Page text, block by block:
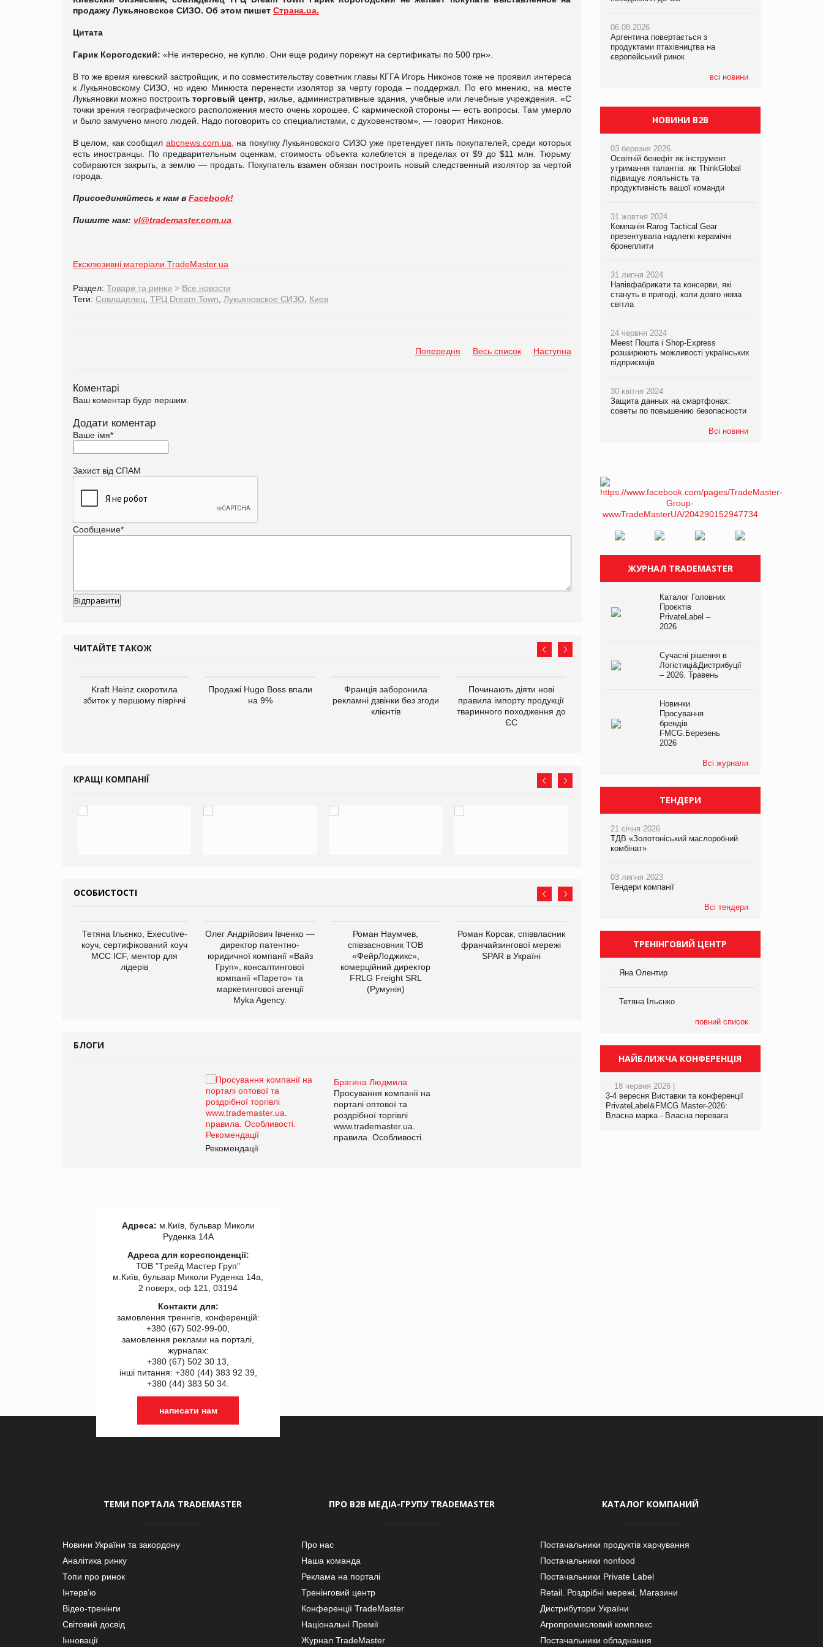
продажу Лукьяновское СИЗО. Об этом пишет Страна.ua.
Цитата
Гарик Корогодский: «Не интересно, не куплю. Они еще родину порежут на сертификаты по 500 грн».
В то же время киевский застройщик, и по совместительству советник главы КГГА Игорь Никонов тоже не проявил интереса
к Лукьяновскому СИЗО, но идею Минюста перенести изолятор за черту города – поддержал. По его мнению, на месте
Лукьяновки можно построитьторговый центр, жилье, административные здания, учебные или лечебные учреждения. «С
точки зрения географического расположения место очень хорошее. С кармической стороны — есть вопросы. Там умерло
и было замучено много людей. Надо поговорить со специалистами, с духовенством», — говорит Никонов.
В целом, как сообщил abcnews.com.ua,
на покупку Лукьяновского СИЗО уже претендует пять покупателей, среди которых
есть иностранцы. По предварительным оценкам, стоимость объекта колеблется в пределах от $9 до $11 млн. Тюрьму
собираются закрыть, а землю — продать. Покупатель взамен обязан построить новый следственный изолятор за чертой
города.
Присоединяйтесь к нам в Facebook!
Пишите нам: vl@trademaster.com.ua
Ексклюзивні матеріали TradeMaster.ua
Раздел: Товари та ринки > Все новости
Теги: Совладелец ТРЦ Dream Town Лукьяновское СИЗО Киев
Попередня Весь список Наступна
Коментарі
Ваш коментар буде першим.
Додати коментар
Ваше імя*
Захист від СПАМ
Сообщение*
ЧИТАЙТЕ ТАКОЖ
Kraft Heinz скоротила
збиток у першому півріччі
Продажі Hugo Boss впали
на 9%
Франція заборонила
рекламні дзвінки без згоди
клієнтів
Починають діяти нові
правила імпорту продукції
тваринного походження до
ЄС
продуктами птахівництва
на європейський ринок
КРАЩІ КОМПАНІЇ
ОСОБИСТОСТІ
Тетяна Ільєнко, Executive-
коуч, сертифікований коуч
МСС ICF, ментор для
лідерів
Олег Андрійович Івченко —
директор патентно-
юридичної компанії «Вайз
Груп», консалтингової
компанії «Парето» та
маркетингової агенції
Myka Agency.
Роман Наумчев,
співзасновник ТОВ
«ФейрЛоджикс»,
комерційний директор
FRLG Freight SRL
(Румунія)
Роман Корсак, співвласник
франчайзингової мережі
SPAR в Україні
Олексій Логачов-Михайлов
Файно маркет Директор
департаменту з
Яна Сараніна, директор
компанії «УкраМарин»
БЛОГИ
Брагина Людмила
Просування компанії на
порталі оптової та
роздрібної торгівлі
www.trademaster.ua.
правила. Особливості.
Рекомендації
Брагина Людмила
Просування компанії на
порталі оптової та
роздрібної торгівлі
06.08.2026
Аргентина повертається з
продуктами птахівництва на
європейський ринок
всі новини
06.08.2026
Аргентина повертається з
продуктами птахівництва на
європейський ринок
06.08.2026
Аргентина повертається з
продуктами птахівництва на
європейський ринок
НОВИНИ B2B
03 березня 2026
Освітній бенефіт як інструмент
утримання талантів: як ThinkGlobal
підвищує лояльність та
продуктивність вашої команди
31 жовтня 2024
Компанія Rarog Tactical Gear
презентувала надлегкі керамічні
бронеплити
31 липня 2024
Напівфабрикати та консерви, які
стануть в пригоді, коли довго нема
світла
24 червня 2024
Meest Пошта і Shop-Express
розширюють можливості українських
підприємців
30 квітня 2024
Защита данных на смартфонах:
советы по повышению безопасности
Всі новини
ЖУРНАЛ TRADEMASTER
Каталог Головних
Проєктів
PrivateLabel –
2026
Сучасні рішення в
Логістиці&Дистрибуції
– 2026. Травень
Новинки.
Просування
брендів
FMCG.Березень
2026
Всі журнали
ТЕНДЕРИ
21 січня 2026
ТДВ «Золотоніський маслоробний
комбінат»
03 липня 2023
Тендери компанії
Всі тендери
ТРЕНІНГОВИЙ ЦЕНТР
Яна Олентир
Тетяна Ільєнко
повний список
НАЙБЛИЖЧА КОНФЕРЕНЦІЯ
18 червня 2026 |
3-4 вересня Виставки та конференції
PrivateLabel&FMCG Master-2026:
Власна марка - Власна перевага
Адреса: м.Київ, бульвар Миколи
Руденка 14А
Адреса для кореспонденції:
ТОВ "Tрейд Мастер Груп"
м.Київ, бульвар Миколи Руденка 14а,
2 поверх, оф 121, 03194
Контакти для:
замовлення треннгів, конференцій:
+380 (67) 502-99-00,
замовлення реклами на порталі,
журналах:
+380 (67) 502 30 13,
інші питання: +380 (44) 383 92 39,
+380 (44) 383 50 34.
написати нам
ТЕМИ ПОРТАЛА TRADEMASTER
Новини України та закордону
Аналітика ринку
Топи про ринок
Інтерв’ю
Відео-тренінги
Світовий досвід
Інновації
ПРО В2В МЕДІА-ГРУПУ TRADEMASTER
Про нас
Наша команда
Реклама на порталі
Тренінговий центр
Конференції TradeMaster
Національні Премії
Журнал TradeMaster
КАТАЛОГ КОМПАНИЙ
Постачальники продуктів харчування
Постачальники nonfood
Постачальники Private Label
Retail. Роздрібні мережі, Магазини
Дистрибутори України
Агропромисловий комплекс
Постачальники обладнання